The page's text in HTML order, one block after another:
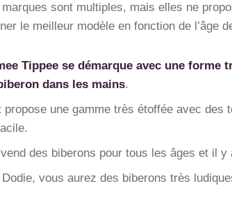
sont multiples, mais elles ne
le meilleur modèle en fonction de l’âge
Tippee se démarque avec une
dans les mains.
propose une gamme très étoffée avec des
des biberons pour tous les âges et il
Dodie, vous aurez des biberons très